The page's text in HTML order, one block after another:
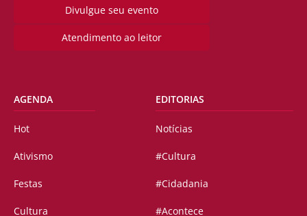
Divulgue seu evento
Atendimento ao leitor
AGENDA
Hot
Ativismo
Festas
Cultura
EDITORIAS
Notícias
#Cultura
#Cidadania
#Acontece